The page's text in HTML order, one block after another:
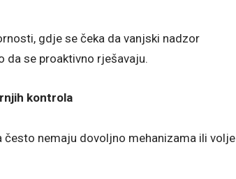
gdje se čeka da vanjski nadzor
da se proaktivno rješavaju.
kontrola
često nemaju dovoljno mehanizama ili volje